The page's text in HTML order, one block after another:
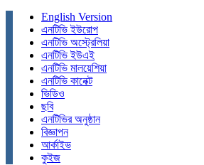
English Version
এনটিভি ইউরোপ
এনটিভি অস্ট্রেলিয়া
এনটিভি ইউএই
এনটিভি মালয়েশিয়া
এনটিভি কানেক্ট
ভিডিও
ছবি
এনটিভির অনুষ্ঠান
বিজ্ঞাপন
আর্কাইভ
কুইজ